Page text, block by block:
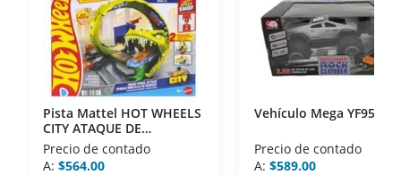
la Asociación de Internet.MX.
Pista Mattel HOT WHEELS
CITY ATAQUE DE
SERPIENTE JBM63
Precio de contado
A: $564.00
Vehículo Mega
Precio de contado
A: $589.00